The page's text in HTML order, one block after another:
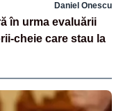
Daniel Onescu
în urma evaluării
cheie care stau la